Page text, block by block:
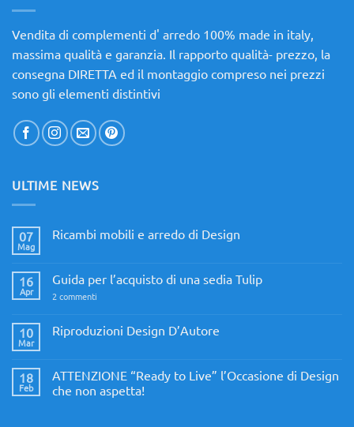
Vendita di complementi d' arredo 100% made in italy,
massima qualità e garanzia. Il rapporto qualità- prezzo, la
consegna DIRETTA ed il montaggio compreso nei prezzi
sono gli elementi distintivi
ULTIME NEWS
07
Mag
Ricambi mobili e arredo di Design
Ricambi
e
Design
16
Apr
Guida per l’acquisto di una sedia Tulip
2 commenti
l’acquisto
di
10
Mar
Riproduzioni Design D’Autore
Riproduzioni
Design
D’Autore
18
Feb
ATTENZIONE “Ready to Live” l’Occasione di Design
che non aspetta!